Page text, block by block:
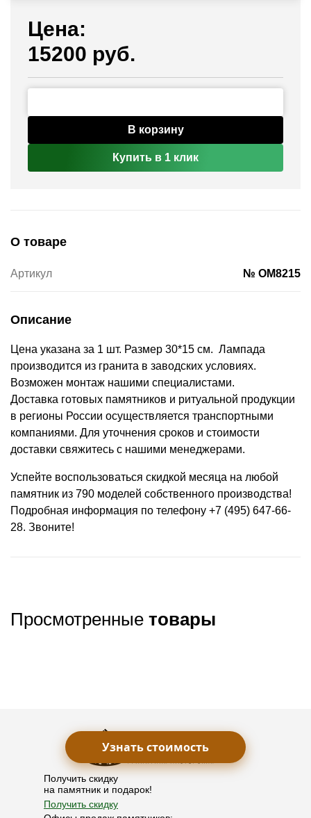
Цена:
15200 руб.
В корзину
Купить в 1 клик
О товаре
Артикул № OM8215
Описание
Цена указана за 1 шт. Размер 30*15 см. Лампада
производится из гранита в заводских условиях.
Возможен монтаж нашими специалистами.
Доставка готовых памятников и ритуальной продукции
в регионы России осуществляется транспортными
компаниями. Для уточнения сроков и стоимости
доставки свяжитесь с нашими менеджерами.
Успейте воспользоваться скидкой месяца на любой
памятник из 790 моделей собственного производства!
Подробная информация по телефону +7 (495) 647-66-
28. Звоните!
Просмотренные товары
Получить скидку
на памятник и подарок!
Получить скидку
Узнать стоимость